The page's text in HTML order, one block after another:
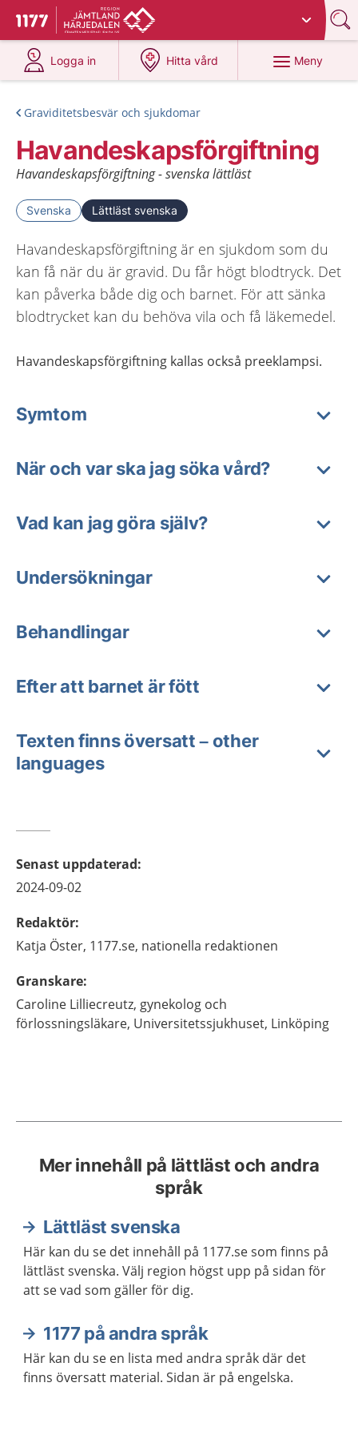
Till startsidan för 1177
Du har valt region
Logga in
på 1177.se
Hitta vård
på 1177.se
Meny
Graviditetsbesvär och sjukdomar
Havandeskapsförgiftning
Havandeskapsförgiftning - svenska lättläst
Svenska Lättläst svenska
Havandeskapsförgiftning är en sjukdom som du
kan få när du är gravid. Du får högt blodtryck. Det
kan påverka både dig och barnet. För att sänka
blodtrycket kan du behöva vila och få läkemedel.
Havandeskapsförgiftning kallas också preeklampsi.
Symtom
När och var ska jag söka vård?
Vad kan jag göra själv?
Undersökningar
Behandlingar
Efter att barnet är fött
Texten finns översatt – other
languages
Senast uppdaterad:
2024-09-02
Redaktör:
Katja Öster, 1177.se, nationella redaktionen
Granskare:
Caroline Lilliecreutz, gynekolog och
förlossningsläkare, Universitetssjukhuset, Linköping
Mer innehåll på lättläst och andra
språk
Lättläst svenska
Här kan du se det innehåll på 1177.se som finns på
lättläst svenska. Välj region högst upp på sidan för
att se vad som gäller för dig.
1177 på andra språk
Här kan du se en lista med andra språk där det
finns översatt material. Sidan är på engelska.